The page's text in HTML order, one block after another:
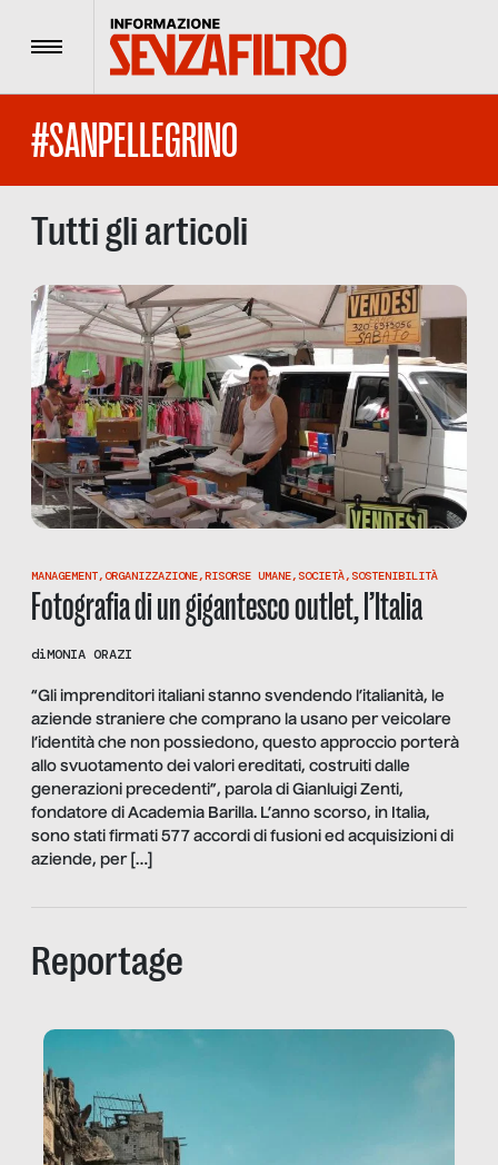
Menu
#SANPELLEGRINO
Tutti gli articoli
MANAGEMENT,ORGANIZZAZIONE,RISORSE UMANE, SOCIETÀ, SOSTENIBILITÀ
Fotografia di un gigantesco outlet, l’Italia
diMONIA ORAZI
“Gli imprenditori italiani stanno svendendo l’italianità, le
aziende straniere che comprano la usano per veicolare
l’identità che non possiedono, questo approccio porterà
allo svuotamento dei valori ereditati, costruiti dalle
generazioni precedenti”, parola di Gianluigi Zenti,
fondatore di Academia Barilla. L’anno scorso, in Italia,
sono stati firmati 577 accordi di fusioni ed acquisizioni di
aziende, per […]
Reportage